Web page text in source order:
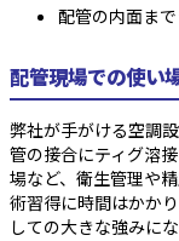
配管の内面ま
配管現場での使い
弊社が手がける空調
管の接合にティグ溶
場など、衛生管理や
術習得に時間はかか
しての大きな強みにな